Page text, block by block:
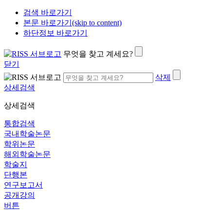
검색 바로가기
본문 바로가기(skip to content)
하단정보 바로가기
무엇을 찾고 계세요?
닫기
삭제
상세검색
상세검색
통합검색
국내학술논문
학위논문
해외학술논문
학술지
단행본
연구보고서
공개강의
버튼